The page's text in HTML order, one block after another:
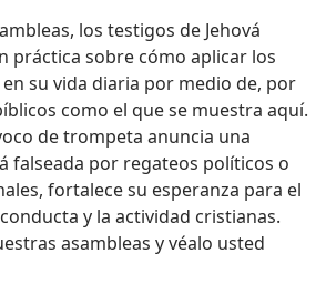
los testigos de Jehová
práctica sobre cómo aplicar los
su vida diaria por medio de, por
como el que se muestra aquí.
de trompeta anuncia una
falseada por regateos políticos o
fortalece su esperanza para el
y la actividad cristianas.
asambleas y véalo usted